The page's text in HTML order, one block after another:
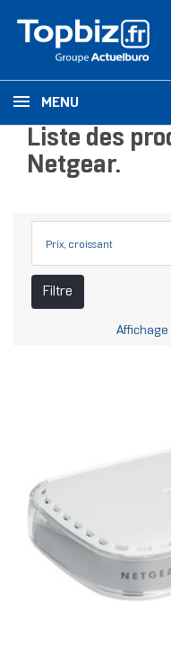
MENU
Liste des
Netgear.
Prix, croissant
Filtre
Affichage